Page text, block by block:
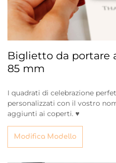
Biglietto da portare
85 mm
I quadrati di celebrazione
personalizzati con il vostro
aggiunti ai coperti. ♥
Modifica Modello